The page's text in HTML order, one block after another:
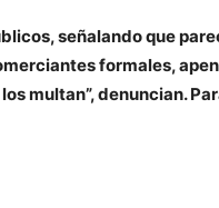
señalando que
formales,
multan”, denuncian.